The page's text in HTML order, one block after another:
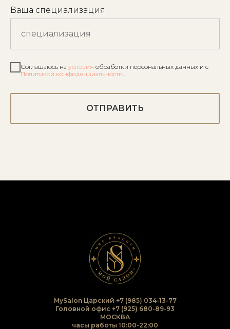
Ваша специализация
Соглашаюсь на условия обработки персональных данных и с
Политикой конфиденциальности.
ОТПРАВИТЬ
MySalon Царский +7 (985) 034-13-77
Головной офис +7 (925) 680-89-93
МОСКВА
часы работы 10:00-22:00